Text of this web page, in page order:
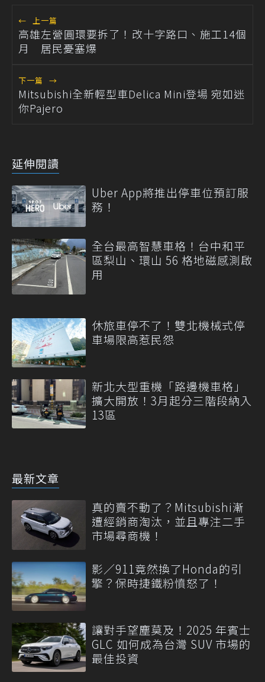
← 上一篇
高雄左營圓環要拆了！改十字路口、施工14個
月 居民憂塞爆
下一篇 →
Mitsubishi全新輕型車Delica Mini登場 宛如迷
你Pajero
延伸閱讀
Uber App將推出停車位預訂服
務！
全台最高智慧車格！台中和平
區梨山、環山 56 格地磁感測啟
用
休旅車停不了！雙北機械式停
車場限高惹民怨
新北大型重機「路邊機車格」
擴大開放！3月起分三階段納入
13區
最新文章
真的賣不動了？Mitsubishi漸
遭經銷商淘汰，並且專注二手
市場尋商機！
影／911竟然換了Honda的引
擎？保時捷鐵粉憤怒了！
讓對手望塵莫及！2025 年賓士
GLC 如何成為台灣 SUV 市場的
最佳投資